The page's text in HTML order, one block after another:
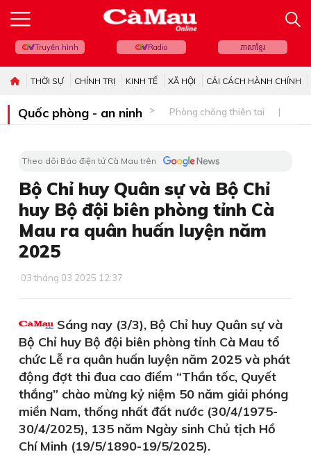
Truyền hình Radio ភាសាខ្មែរ
THỜI SỰ CHÍNH TRỊ KINH TẾ XÃ HỘI CẢI CÁCH HÀNH CHÍNH
Quốc phòng - an ninh Phòng chống thiên tai
Theo dõi Báo điện tử Cà Mau trên
Bộ Chỉ huy Quân sự và Bộ Chỉ
huy Bộ đội biên phòng tỉnh Cà
Mau ra quân huấn luyện năm
2025
03 tháng 03 2025 12:37
Sáng nay (3/3), Bộ Chỉ huy Quân sự và
Bộ Chỉ huy Bộ đội biên phòng tỉnh Cà Mau tổ
chức Lễ ra quân huấn luyện năm 2025 và phát
động đợt thi đua cao điểm “Thần tốc, Quyết
thắng” chào mừng kỷ niệm 50 năm giải phóng
miền Nam, thống nhất đất nước (30/4/1975-
30/4/2025), 135 năm Ngày sinh Chủ tịch Hồ
Chí Minh (19/5/1890-19/5/2025).